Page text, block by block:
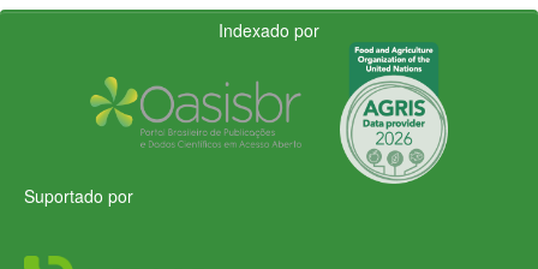
Indexado por
Suportado por